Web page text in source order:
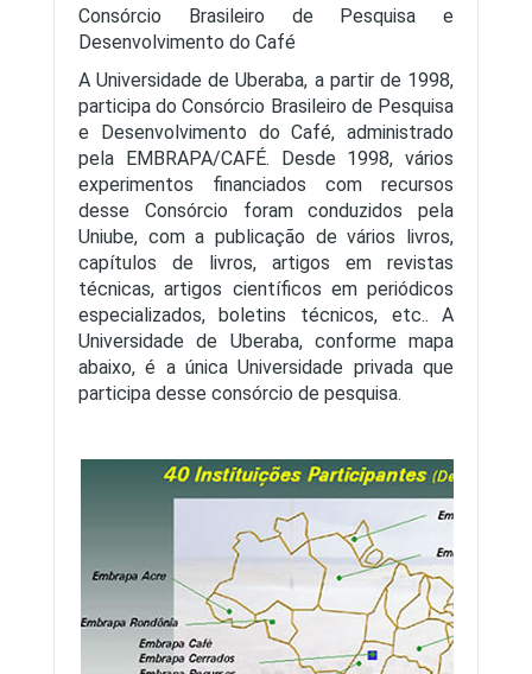
Consórcio Brasileiro de Pesquisa e
Desenvolvimento do Café
A Universidade de Uberaba, a partir de 1998,
participa do Consórcio Brasileiro de Pesquisa
e Desenvolvimento do Café, administrado
pela EMBRAPA/CAFÉ. Desde 1998, vários
experimentos financiados com recursos
desse Consórcio foram conduzidos pela
Uniube, com a publicação de vários livros,
capítulos de livros, artigos em revistas
técnicas, artigos científicos em periódicos
especializados, boletins técnicos, etc.. A
Universidade de Uberaba, conforme mapa
abaixo, é a única Universidade privada que
participa desse consórcio de pesquisa.